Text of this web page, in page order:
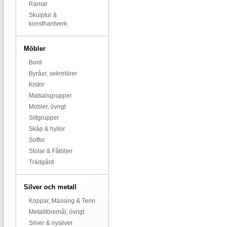
Ramar
Skulptur &
konsthantverk
Möbler
Bord
Byråar, sekretärer
Kistor
Matsalsgrupper
Möbler, övrigt
Sittgrupper
Skåp & hyllor
Soffor
Stolar & Fåtöljer
Trädgård
Silver och metall
Koppar, Mässing & Tenn
Metallföremål, övrigt
Silver & nysilver